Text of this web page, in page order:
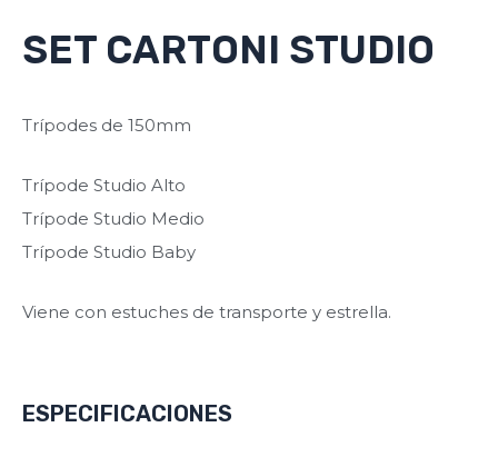
SET CARTONI STUDIO
Trípodes de 150mm
Trípode Studio Alto
Trípode Studio Medio
Trípode Studio Baby
Viene con estuches de transporte y estrella.
ESPECIFICACIONES